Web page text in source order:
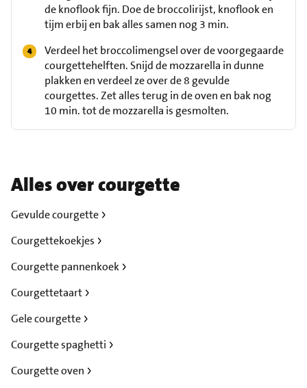
de knoflook fijn. Doe de broccolirijst, knoflook en
tijm erbij en bak alles samen nog 3 min.
Verdeel het broccolimengsel over de voorgegaarde
courgettehelften. Snijd de mozzarella in dunne
plakken en verdeel ze over de 8 gevulde
courgettes. Zet alles terug in de oven en bak nog
10 min. tot de mozzarella is gesmolten.
Alles over courgette
Gevulde courgette
Courgettekoekjes
Courgette pannenkoek
Courgettetaart
Gele courgette
Courgette spaghetti
Courgette oven